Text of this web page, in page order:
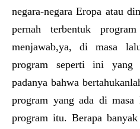
negara-negara Eropa atau
pernah terbentuk
menjawab,ya, di masa
program seperti ini yang
padanya bahwa
program yang ada di masa
program itu. Berapa